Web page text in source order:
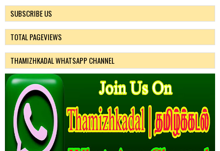
SUBSCRIBE US
TOTAL PAGEVIEWS
THAMIZHKADAL WHATSAPP CHANNEL